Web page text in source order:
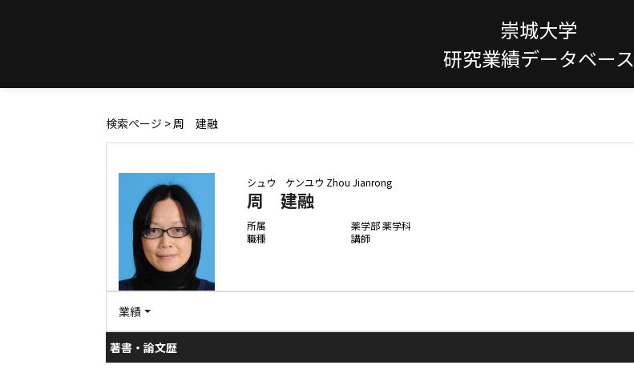
崇城大学
研究業績データベース
検索ページ > 周 建融
シュウ ケンユウ Zhou Jianrong
周 建融
所属
薬学部 薬学科
職種
講師
業績
著書・論文歴